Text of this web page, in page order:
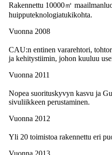
Rakennettu 10000㎡
huipputeknologiatukikohta.
Vuonna 2008
CAU:n entinen vararehtori,
ja kehitystiimin, johon kuuluu
Vuonna 2011
Nopea suorituskyvyn kasvu ja
sivuliikkeen perustaminen.
Vuonna 2012
Yli 20 toimistoa rakennettu eri
Vuonna 2013